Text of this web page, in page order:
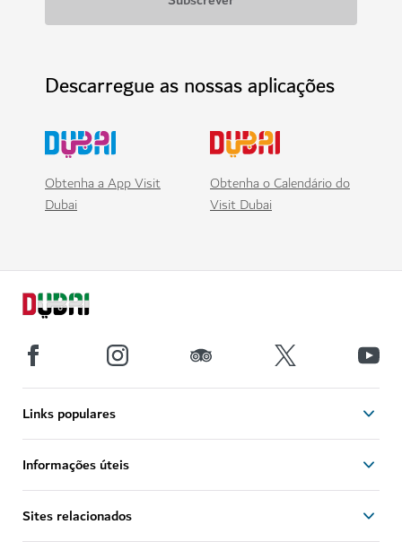
Descarregue as nossas aplicações
Obtenha a App Visit
Dubai
Obtenha o Calendário do
Visit Dubai
Links populares
Informações úteis
Sites relacionados